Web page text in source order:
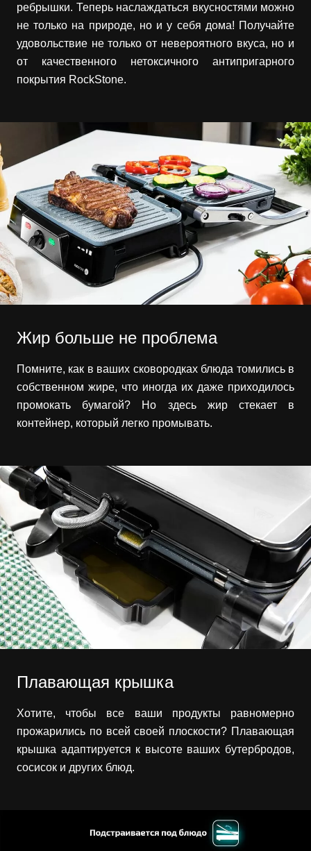
ребрышки. Теперь наслаждаться вкусностями можно
не только на природе, но и у себя дома! Получайте
удовольствие не только от невероятного вкуса, но и
от качественного нетоксичного антипригарного
покрытия RockStone.
Жир больше не проблема
Помните, как в ваших сковородках блюда томились в
собственном жире, что иногда их даже приходилось
промокать бумагой? Но здесь жир стекает в
контейнер, который легко промывать.
Плавающая крышка
Хотите, чтобы все ваши продукты равномерно
прожарились по всей своей плоскости? Плавающая
крышка адаптируется к высоте ваших бутербродов,
сосисок и других блюд.